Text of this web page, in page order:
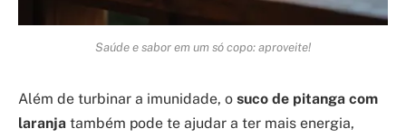
Saúde e sabor em um só copo: aproveite!
Além de turbinar a imunidade, o suco de pitanga com
laranja também pode te ajudar a ter mais energia,